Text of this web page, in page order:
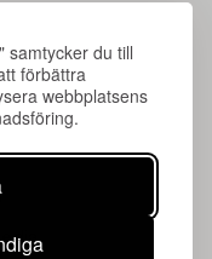
samtycker du till
förbättra
webbplatsens